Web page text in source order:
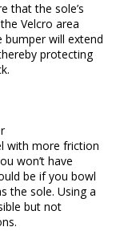
that the sole’s
Velcro area
bumper will extend
protecting
with more friction
won’t have
be if you bowl
the sole. Using a
but not